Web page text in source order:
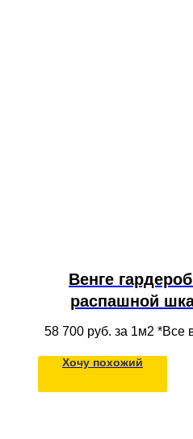
Венге
распашной
прихожую с
одежды в нишу
потолок
58 700 руб. за 1м2 *Все
Хочу похожий